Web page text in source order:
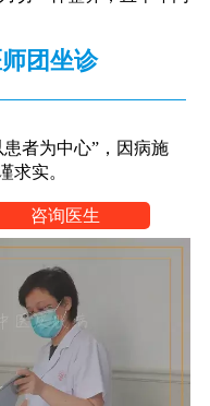
团坐诊
患者为中心”，因病施
求实。
咨询医生